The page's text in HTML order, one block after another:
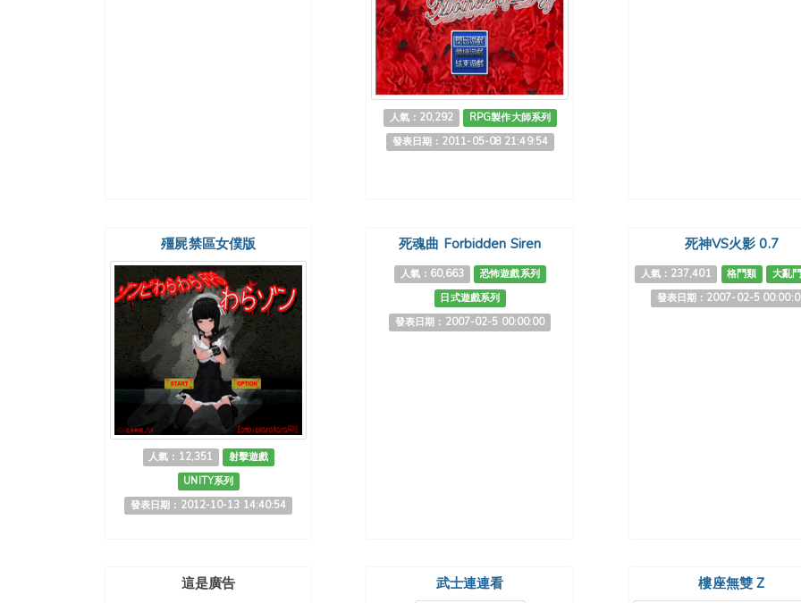
人氣：20,292
RPG製作大師系列
發表日期：2011-05-08 21:49:54
殭屍禁區女僕版
人氣：12,351
射擊遊戲
UNITY系列
發表日期：2012-10-13 14:40:54
死魂曲 Forbidden Siren
人氣：60,663
恐怖遊戲系列
日式遊戲系列
發表日期：2007-02-5 00:00:00
死神VS火影 0.7
人氣：237,401 格鬥類
大亂
發表日期：2007-02-5
這是廣告 武士連連看 樓座無雙 Z